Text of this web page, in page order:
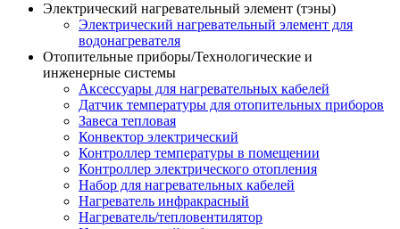
Электрический нагревательный элемент (тэны)
Электрический нагревательный элемент для
водонагревателя
Отопительные приборы/Технологические и
инженерные системы
Аксессуары для нагревательных кабелей
Датчик температуры для отопительных приборов
Завеса тепловая
Конвектор электрический
Контроллер температуры в помещении
Контроллер электрического отопления
Набор для нагревательных кабелей
Нагреватель инфракрасный
Нагреватель/тепловентилятор